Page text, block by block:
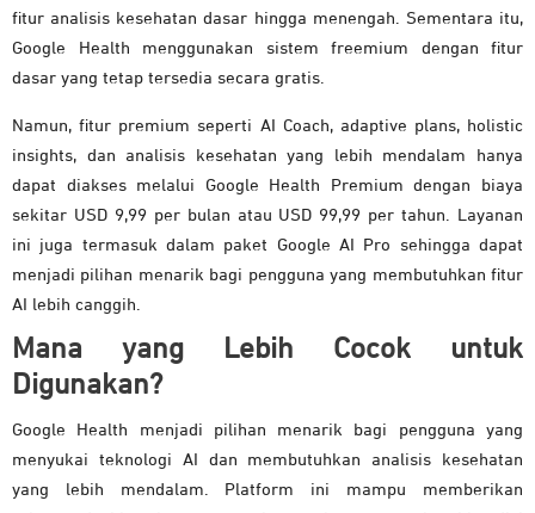
fitur analisis kesehatan dasar hingga menengah. Sementara itu,
Google Health menggunakan sistem freemium dengan fitur
dasar yang tetap tersedia secara gratis.
Namun, fitur premium seperti AI Coach, adaptive plans, holistic
insights, dan analisis kesehatan yang lebih mendalam hanya
dapat diakses melalui Google Health Premium dengan biaya
sekitar USD 9,99 per bulan atau USD 99,99 per tahun. Layanan
ini juga termasuk dalam paket Google AI Pro sehingga dapat
menjadi pilihan menarik bagi pengguna yang membutuhkan fitur
AI lebih canggih.
Mana yang Lebih Cocok untuk
Digunakan?
Google Health menjadi pilihan menarik bagi pengguna yang
menyukai teknologi AI dan membutuhkan analisis kesehatan
yang lebih mendalam. Platform ini mampu memberikan